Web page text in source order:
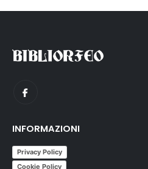
INFORMAZIONI
Privacy Policy
Cookie Policy